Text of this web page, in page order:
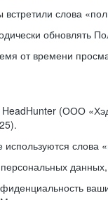
встретили слова
обновлять
от времени
(ООО
используются
данных,